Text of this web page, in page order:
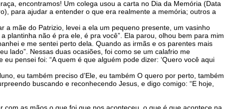
encontramos! Um colega usou a carta no Dia da Memória (Data
para ajudar a entender o que era realmente a memória; outros a
a mãe do Patrizio, levei a ela um pequeno presente, um vasinho
plantinha não é pra ele, é pra você”. Ela parou, olhou bem para mim
e me sentei perto dela. Quando as irmãs e os parentes mais
lado”. Nessas duas ocasiões, foi como se um calafrio me
pensei foi: “A quem é que alguém pode dizer: ‘Quero você aqui
eu também preciso d’Ele, eu também O quero por perto, também
buscando e reconhecendo Jesus, e digo comigo: “E hoje,